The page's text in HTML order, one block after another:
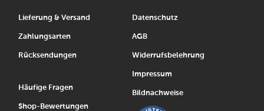
Lieferung & Versand
Zahlungsarten
Rücksendungen
Häufige Fragen
Shop-Bewertungen
Datenschutz
AGB
Widerrufsbelehrung
Impressum
Bildnachweise